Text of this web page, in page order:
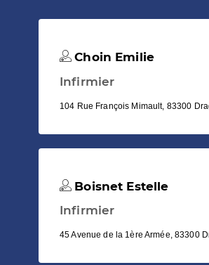
Choin Emilie
Infirmier
104 Rue François Mimault, 83300
Boisnet Estelle
Infirmier
45 Avenue de la 1ère Armée, 83300